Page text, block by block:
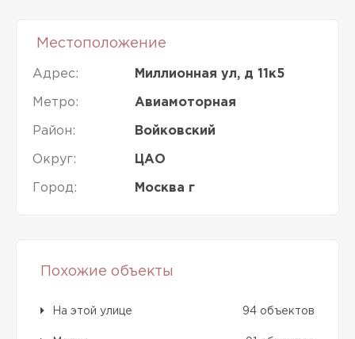
Местоположение
Адрес: Миллионная ул, д 11к5
Метро: Авиамоторная
Район: Войковский
Округ: ЦАО
Город: Москва г
Похожие объекты
На этой улице 94 объектов